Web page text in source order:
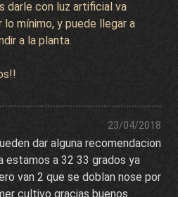
darle con luz artificial va
lo mínimo, y puede llegar a
a la planta.
23/04/2018
dar alguna recomendacion
estamos a 32 33 grados ya
van 2 que se doblan nose por
cultivo gracias buenos